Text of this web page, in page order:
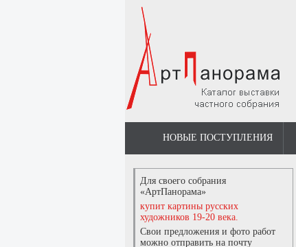
НОВЫЕ ПОСТУПЛЕНИЯ
Для своего собрания
«АртПанорама»
купит картины русских
художников 19-20 века.
Свои предложения и фото работ
можно отправить на почту